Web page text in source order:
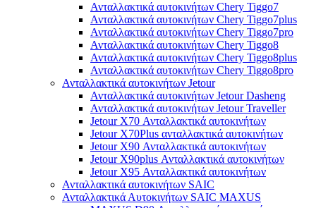
Ανταλλακτικά αυτοκινήτων Chery Tiggo7
Ανταλλακτικά αυτοκινήτων Chery Tiggo7plus
Ανταλλακτικά αυτοκινήτων Chery Tiggo7pro
Ανταλλακτικά αυτοκινήτων Chery Tiggo8
Ανταλλακτικά αυτοκινήτων Chery Tiggo8plus
Ανταλλακτικά αυτοκινήτων Chery Tiggo8pro
Ανταλλακτικά αυτοκινήτων Jetour
Ανταλλακτικά αυτοκινήτων Jetour Dasheng
Ανταλλακτικά αυτοκινήτων Jetour Traveller
Jetour X70 Ανταλλακτικά αυτοκινήτων
Jetour X70Plus ανταλλακτικά αυτοκινήτων
Jetour X90 Ανταλλακτικά αυτοκινήτων
Jetour X90plus Ανταλλακτικά αυτοκινήτων
Jetour X95 Ανταλλακτικά αυτοκινήτων
Ανταλλακτικά αυτοκινήτων SAIC
Ανταλλακτικά Αυτοκινήτων SAIC MAXUS